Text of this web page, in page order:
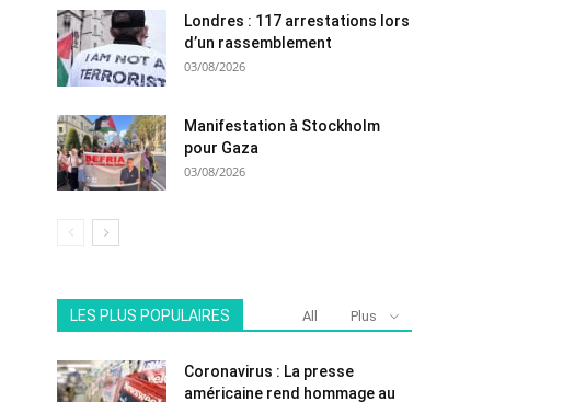
Londres : 117 arrestations lors
d’un rassemblement
03/08/2026
Manifestation à Stockholm
pour Gaza
03/08/2026
LES PLUS POPULAIRES All Plus
Coronavirus : La presse
américaine rend hommage au